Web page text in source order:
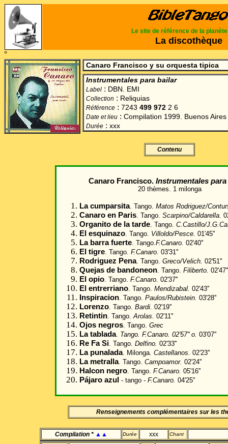
Le site de référence de la planète
La discothèque
°
Canaro Francisco y su orquesta tipica
Instrumentales para bailar
Label : DBN. EMI
Collection : Reliquias
Référence : 7243 499 972 2 6
Date et lieu : Compilation 1999. Buenos Aires
Durée : xxx
Contenu
Canaro Francisco. Instrumentales
20 thèmes. 1 milonga
La cumparsita. Tango. Matos Rodriguez/
Canaro en Paris. Tango. Scarpino/Caldarella.
Organito de la tarde. Tango. C.Castillo/
El esquinazo. Tango. Villoldo/Pesce. 01'45''
La barra fuerte. Tango.F.Canaro. 02'40''
El tigre. Tango. F.Canaro. 03'31''
Rodriguez Pena. Tango. Greco/Velich. 02'51''
Quejas de bandoneon. Tango. Filiberto. 02'47''
El opio. Tango. F.Canaro. 02'37''
El entrerriano. Tango. Mendizabal. 02'43''
Inspiracion. Tango. Paulos/Rubistein. 03'28''
Lorenzo. Tango. Bardi. 02'19''
Retintin. Tango.Arolas. 02'11''
Ojos negros. Tango. Grec
La tablada. Tango. F.Canaro. 02'57'' o. 03'07''
Re Fa Si. Tango. Delfino. 02'33''
La punalada. Milonga. Castellanos. 02'23''
La metralla. Tango. Campoamor. 02'24''
Halcon negro. Tango. F.Canaro. 05'16''
Pájaro azul - tango - F.Canaro. 04'25"
Renseignements complémentaires sur les
Compilation * ▲▲ Durée xxx Chant